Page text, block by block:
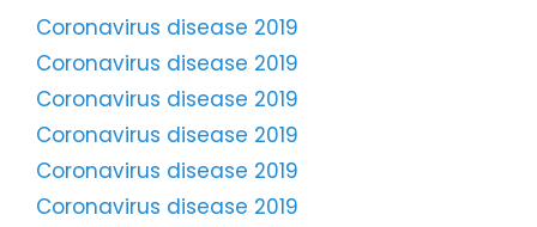
Coronavirus disease 2019
Coronavirus disease 2019
Coronavirus disease 2019
Coronavirus disease 2019
Coronavirus disease 2019
Coronavirus disease 2019